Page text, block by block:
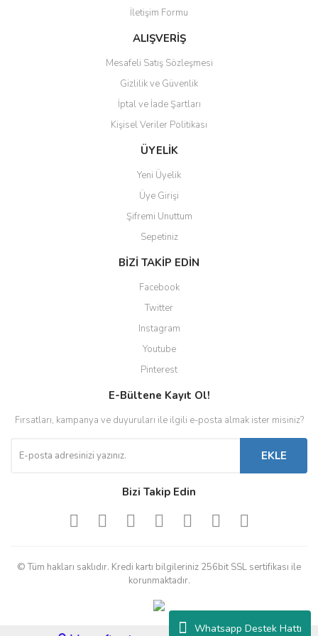
Whatsapp Destek Hattı
Ürün fiyatı diğer sitelerden daha pahalı.
Bu ürüne benzer farklı alternatifler olmalı.
Gönder
İletişim Formu
ALIŞVERİŞ
Mesafeli Satış Sözleşmesi
Gizlilik ve Güvenlik
İptal ve İade Şartları
Kişisel Veriler Politikası
ÜYELİK
Yeni Üyelik
Üye Girişi
Şifremi Unuttum
Sepetiniz
BİZİ TAKİP EDİN
Facebook
Twitter
Instagram
Youtube
Pinterest
E-Bültene Kayıt Ol!
Fırsatları, kampanya ve duyuruları ile ilgili e-posta almak ister misiniz?
EKLE
Bizi Takip Edin
© Tüm hakları saklıdır. Kredi kartı bilgileriniz 256bit SSL sertifikası ile
korunmaktadır.